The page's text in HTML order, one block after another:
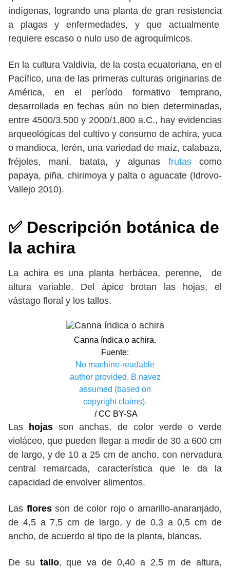
indígenas, logrando una planta de gran resistencia
a plagas y enfermedades, y que actualmente
requiere escaso o nulo uso de agroquímicos.
En la cultura Valdivia, de la costa ecuatoriana, en el
Pacífico, una de las primeras culturas originarias de
América, en el período formativo temprano,
desarrollada en fechas aún no bien determinadas,
entre 4500/3.500 y 2000/1.800 a.C., hay evidencias
arqueológicas del cultivo y consumo de achira, yuca
o mandioca, lerén, una variedad de maíz, calabaza,
fréjoles, maní, batata, y algunas frutascomo
papaya, piña, chirimoya y palta o aguacate (Idrovo-
Vallejo 2010).
✅ Descripción botánica de
la achira
La achira es una planta herbácea, perenne, de
altura variable. Del ápice brotan las hojas, el
vástago floral y los tallos.
Canna índica o achira.
Fuente:
No machine-readable
author provided. B.navez
assumed (based on
copyright claims).
/ CC BY-SA
Las hojasson anchas, de color verde o verde
violáceo, que pueden llegar a medir de 30 a 600 cm
de largo, y de 10 a 25 cm de ancho, con nervadura
central remarcada, característica que le da la
capacidad de envolver alimentos.
Las floresson de color rojo o amarillo-anaranjado,
de 4,5 a 7,5 cm de largo, y de 0,3 a 0,5 cm de
ancho, de acuerdo al tipo de la planta, blancas.
De su tallo, que va de 0,40 a 2,5 m de altura,